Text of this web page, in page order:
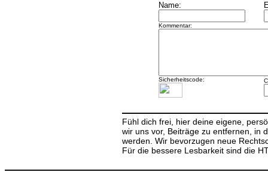
Name:
Kommentar:
Sicherheitscode:
Fühl dich frei, hier deine eigene,
wir uns vor, Beiträge zu entfernen, in
werden. Wir bevorzugen neue
Für die bessere Lesbarkeit sind die